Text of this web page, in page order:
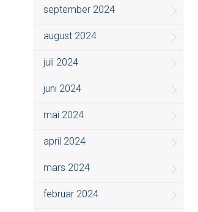
september 2024
august 2024
juli 2024
juni 2024
mai 2024
april 2024
mars 2024
februar 2024